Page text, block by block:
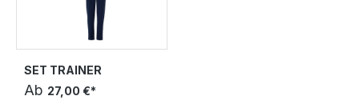
SET TRAINER
Ab 27,00 €*